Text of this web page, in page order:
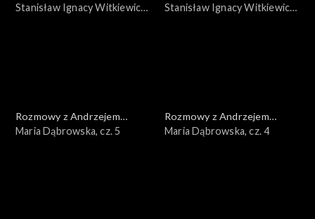
Doboszem
Stanisław Ignacy Witkiewicz,
Doboszem
Stanisław Ignacy Witkiewicz,
Rozmowy z Andrzejem
Doboszem
Maria Dąbrowska, cz. 5
Rozmowy z Andrzejem
Doboszem
Maria Dąbrowska, cz. 4